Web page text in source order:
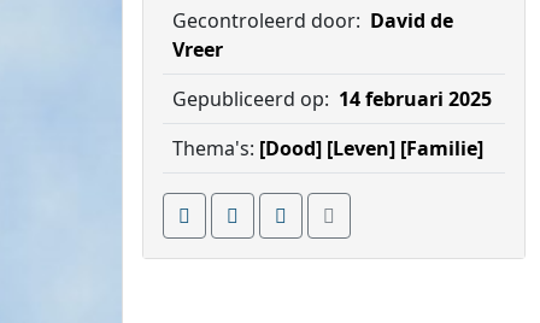
Gecontroleerd door: David de
Vreer
Gepubliceerd op: 14 februari 2025
Thema's: [Dood] [Leven] [Familie]